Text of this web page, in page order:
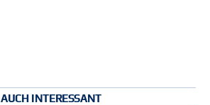
AUCH INTERESSANT